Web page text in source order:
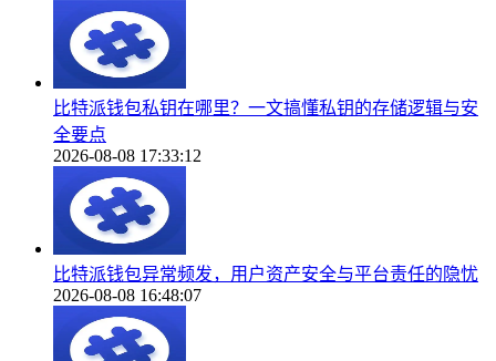
比特派钱包私钥在哪里？一文搞懂私钥的存储逻辑与安
全要点
2026-08-08 17:33:12
比特派钱包异常频发，用户资产安全与平台责任的隐忧
2026-08-08 16:48:07